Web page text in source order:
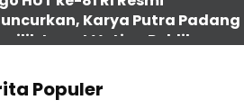
Karya Putra Padang
Lewat Voting Publik
Populer